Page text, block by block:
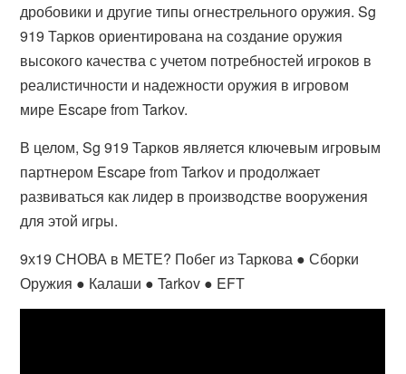
дробовики и другие типы огнестрельного оружия. Sg
919 Тарков ориентирована на создание оружия
высокого качества с учетом потребностей игроков в
реалистичности и надежности оружия в игровом
мире Escape from Tarkov.
В целом, Sg 919 Тарков является ключевым игровым
партнером Escape from Tarkov и продолжает
развиваться как лидер в производстве вооружения
для этой игры.
9х19 СНОВА в МЕТЕ? Побег из Таркова ● Сборки
Оружия ● Калаши ● Tarkov ● EFT